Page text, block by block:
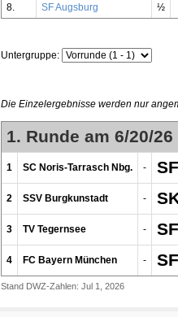
8.
SF Augsburg ½
Untergruppe:
Die Einzelergebnisse werden nur
1. Runde am 6/20/26
1 SC Noris-Tarrasch Nbg. -
2 SSV Burgkunstadt -
3 TV Tegernsee -
4 FC Bayern München -
Stand DWZ-Zahlen: Jul 1, 2026